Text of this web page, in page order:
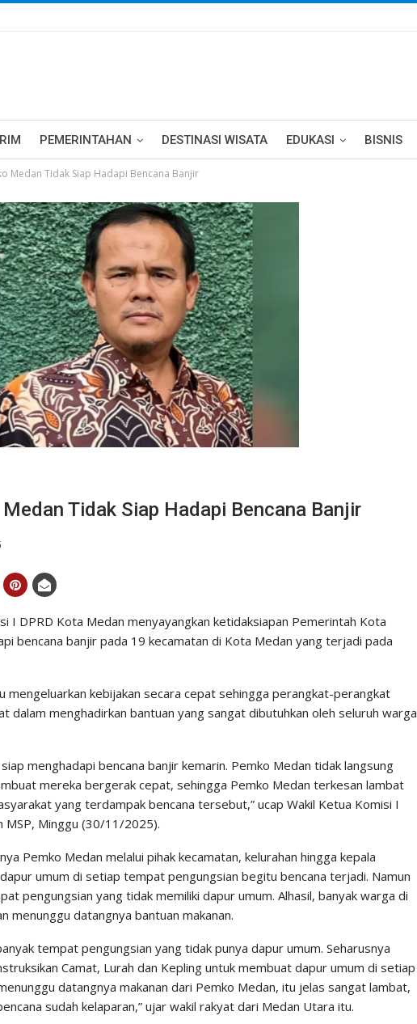
PEMERINTAHAN DESTINASI WISATA EDUKASI BISNIS
Medan Tidak Siap Hadapi Bencana Banjir
Tidak Siap Hadapi Bencana Banjir
I DPRD Kota Medan menyayangkan ketidaksiapan Pemerintah Kota
bencana banjir pada 19 kecamatan di Kota Medan yang terjadi pada
mengeluarkan kebijakan secara cepat sehingga perangkat-perangkat
dalam menghadirkan bantuan yang sangat dibutuhkan oleh seluruh warga
menghadapi bencana banjir kemarin. Pemko Medan tidak langsung
mereka bergerak cepat, sehingga Pemko Medan terkesan lambat
yang terdampak bencana tersebut,” ucap Wakil Ketua Komisi I
MSP, Minggu (30/11/2025).
Pemko Medan melalui pihak kecamatan, kelurahan hingga kepala
umum di setiap tempat pengungsian begitu bencana terjadi. Namun
pengungsian yang tidak memiliki dapur umum. Alhasil, banyak warga di
menunggu datangnya bantuan makanan.
tempat pengungsian yang tidak punya dapur umum. Seharusnya
Camat, Lurah dan Kepling untuk membuat dapur umum di setiap
datangnya makanan dari Pemko Medan, itu jelas sangat lambat,
sudah kelaparan,” ujar wakil rakyat dari Medan Utara itu.